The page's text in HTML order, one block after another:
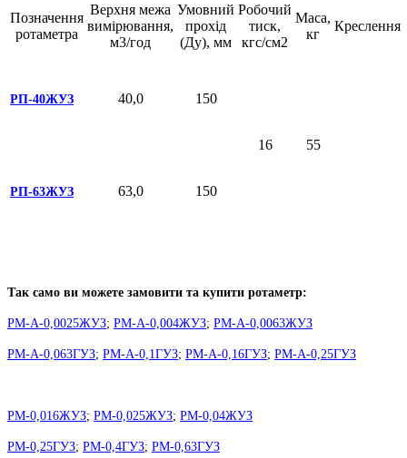
Позначення
ротаметра
Верхня межа
вимірювання,
м3/год
Умовний
прохід
(Ду), мм
Робочий
тиск,
кгс/см2
Маса,
кг
Креслення
РП-40ЖУЗ 40,0 150
16 55
РП-63ЖУЗ 63,0 150
Так само ви можете замовити та купити ротаметр:
РМ-А-0,0025ЖУЗ; РМ-А-0,004ЖУЗ; РМ-А-0,0063ЖУЗ
РМ-А-0,063ГУЗ; РМ-А-0,1ГУЗ; РМ-А-0,16ГУЗ; РМ-А-0,25ГУЗ
РМ-0,016ЖУЗ; РМ-0,025ЖУЗ; РМ-0,04ЖУЗ
РМ-0,25ГУЗ; РМ-0,4ГУЗ; РМ-0,63ГУЗ